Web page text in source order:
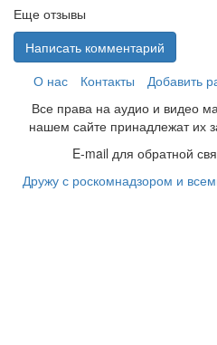
Еще отзывы
Написать комментарий
О нас
Контакты Добавить
Все права на аудио и видео
нашем сайте принадлежат их
E-mail для обратной
Дружу с роскомнадзором и